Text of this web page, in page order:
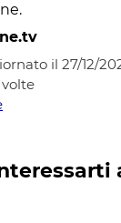
il 27/12/
volte